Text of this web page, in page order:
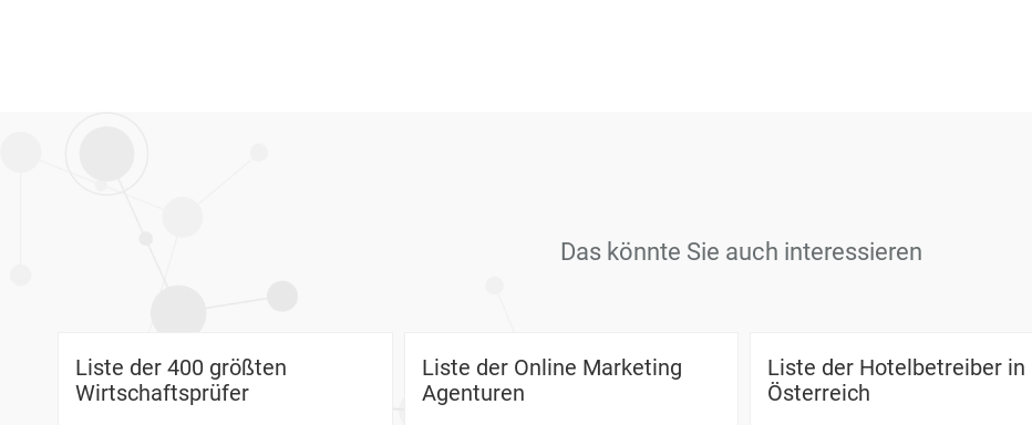
Das könnte Sie auch interessieren
Liste der 400 größten
Wirtschaftsprüfer
Liste der Online Marketing
Agenturen
Liste der Hotelbetreiber in
Österreich